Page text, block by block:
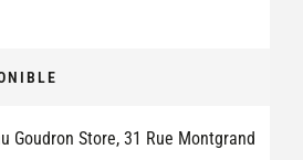
Store, 31 Rue Montgrand